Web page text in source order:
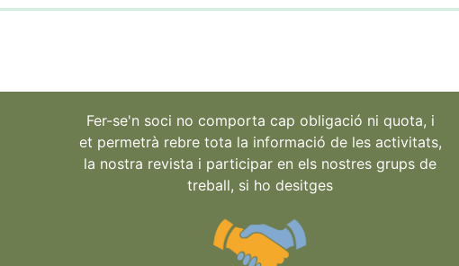
Fer-se'n soci no comporta cap obligació ni quota, i
et permetrà rebre tota la informació de les activitats,
la nostra revista i participar en els nostres grups de
treball, si ho desitges